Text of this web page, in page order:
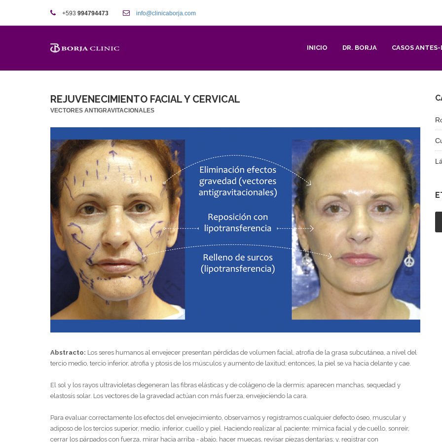
+593 994794473 info@clinicaborja.com
INICIO DR. BORJA CASOS ANTES-
REJUVENECIMIENTO FACIAL Y CERVICAL
VECTORES ANTIGRAVITACIONALES
Abstracto: Los seres humanos al envejecer presentan pérdidas de volumen facial, atrofia de la grasa subcutánea, a nivel del
tercio medio, tercio inferior, atrofia y ptosis de los músculos y aumento de laxitud; entonces, la piel se va hacia delante y cae.
El sol y los rayos ultravioletas degeneran las fibras elásticas y de colágeno de la dermis: aparecen manchas, sequedad y
elastosis solar. Los vectores de la gravedad actúan con más fuerza, envejeciendo la cara.
Para evaluar correctamente los efectos del envejecimiento, observamos y registramos cualquier defecto óseo, muscular y
adiposo de los tercios superior, medio, inferior, cuello y piel. Haciendo realizar al paciente: mímica facial y de cuello, sonreír,
cerrar los párpados con fuerza, mirar hacia arriba - abajo, hacer muecas, revisar piezas dentarias; y, registrar con